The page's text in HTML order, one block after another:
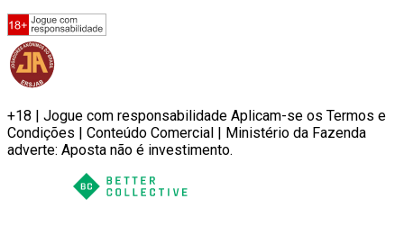
+18 | Jogue com responsabilidade Aplicam-se os Termos e
Condições | Conteúdo Comercial | Ministério da Fazenda
adverte: Aposta não é investimento.